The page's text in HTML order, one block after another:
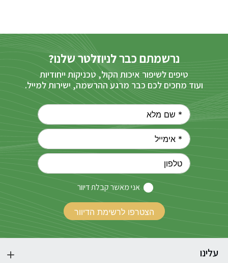
נרשמתם כבר לניוזלטר שלנו?
טיפים לשיפור איכות הקול, טכניקות ייחודיות
ועוד מחכים לכם כבר מרגע ההרשמה, ישירות למייל.
אני מאשר קבלת דיוור
עלינו